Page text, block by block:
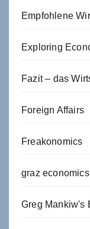
Empfohlene
Exploring
Fazit – das
Foreign Affairs
Freakonomics
graz
Greg Mankiw's